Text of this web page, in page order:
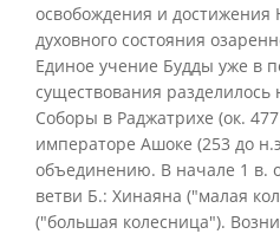
освобождения и
духовного состояния
Единое учение Будды уже в
существования разделилось
Соборы в Раджатрихе (ок.
императоре Ашоке (253 до
объединению. В начале 1 в.
ветви Б.: Хинаяна ("малая
("большая колесница").